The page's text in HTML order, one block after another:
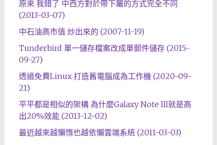
原來 我錯了 中西方對於帶下屬的方式完全不同
(2013-03-07)
中石油高市值 炒出來的 (2007-11-19)
Tunderbird 單一儲存檔案改成單郵件儲存 (2015-
09-27)
透過免費Linux 打造舊電腦成為工作機 (2020-09-
21)
平平都是相似的架構 為什麼Galaxy Note III就是高
出20%效能 (2013-12-02)
最近越來越懶惰也越依懶雲端系統 (2011-03-03)